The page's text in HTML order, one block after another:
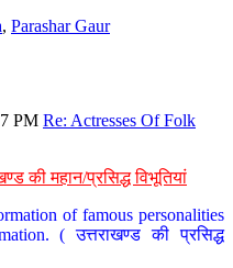
, Parashar Gaur
PM Re: Actresses Of Folk
की महान/प्रसिद्ध विभूतियां
of famous personalities
( उत्तराखण्ड की प्रसिद्ध